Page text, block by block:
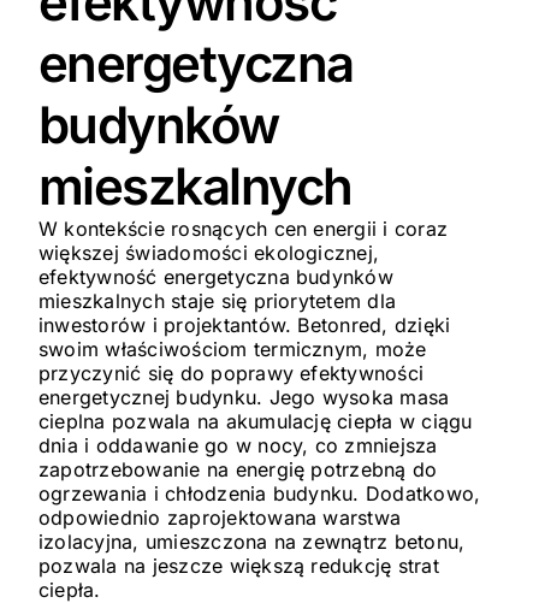
energetyczna
budynków
mieszkalnych
W kontekście rosnących cen energii i coraz
większej świadomości ekologicznej,
efektywność energetyczna budynków
mieszkalnych staje się priorytetem dla
inwestorów i projektantów. Betonred, dzięki
swoim właściwościom termicznym, może
przyczynić się do poprawy efektywności
energetycznej budynku. Jego wysoka masa
cieplna pozwala na akumulację ciepła w ciągu
dnia i oddawanie go w nocy, co zmniejsza
zapotrzebowanie na energię potrzebną do
ogrzewania i chłodzenia budynku. Dodatkowo,
odpowiednio zaprojektowana warstwa
izolacyjna, umieszczona na zewnątrz betonu,
pozwala na jeszcze większą redukcję strat
ciepła.